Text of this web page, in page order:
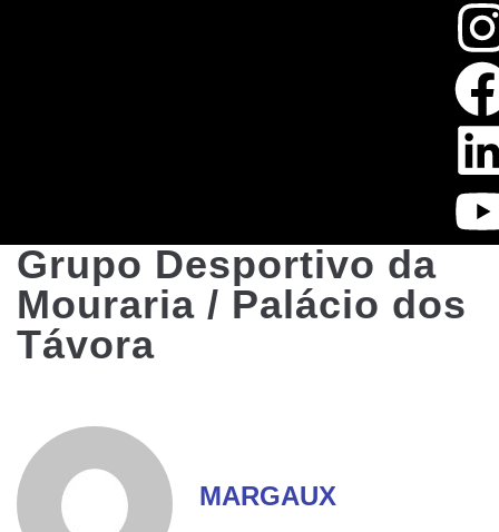
Grupo Desportivo da
Mouraria / Palácio dos
Távora
MARGAUX